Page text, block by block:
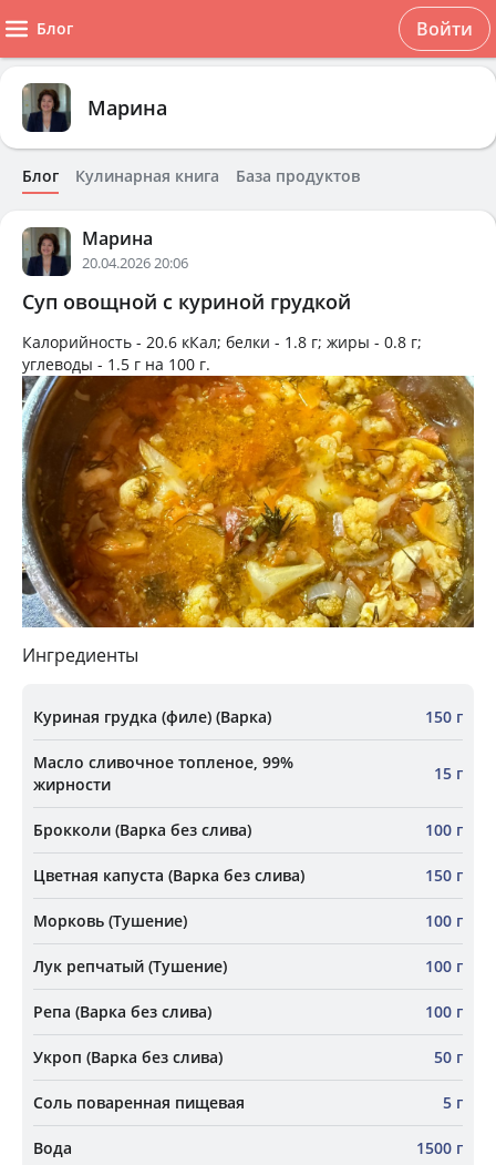
Блог Войти
Марина
Блог Кулинарная книга База продуктов
Марина
20.04.2026 20:06
Суп овощной с куриной грудкой
Калорийность - 20.6 кКал; белки - 1.8 г; жиры - 0.8 г;
углеводы - 1.5 г на 100 г.
Ингредиенты
Куриная грудка (филе) (Варка) 150 г
Масло сливочное топленое, 99%
жирности
15 г
Брокколи (Варка без слива) 100 г
Цветная капуста (Варка без слива) 150 г
Морковь (Тушение) 100 г
Лук репчатый (Тушение) 100 г
Репа (Варка без слива) 100 г
Укроп (Варка без слива) 50 г
Соль поваренная пищевая 5 г
Вода 1500 г